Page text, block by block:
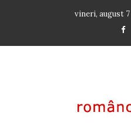
vineri, august